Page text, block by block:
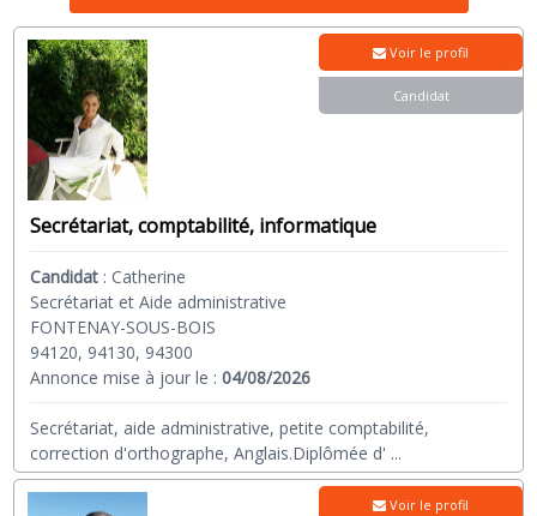
Secrétariat, comptabilité, informatique
Candidat : Catherine
Secrétariat et Aide administrative
FONTENAY-SOUS-BOIS
94120, 94130, 94300
Annonce mise à jour le :04/08/2026
Secrétariat, aide administrative, petite comptabilité,
correction d'orthographe, Anglais.Diplômée d' ...
Voir le profil
Candidat
Voir le profil